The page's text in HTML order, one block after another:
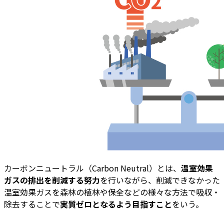
カーボンニュートラル（Carbon Neutral）とは、 温室効果
ガスの排出を削減する努力を行いながら、削減できなかった
温室効果ガスを森林の植林や保全などの様々な方法で吸収・
除去することで実質ゼロとなるよう目指すことをいう。